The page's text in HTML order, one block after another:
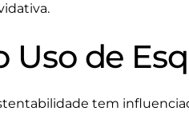
Uso de
tem